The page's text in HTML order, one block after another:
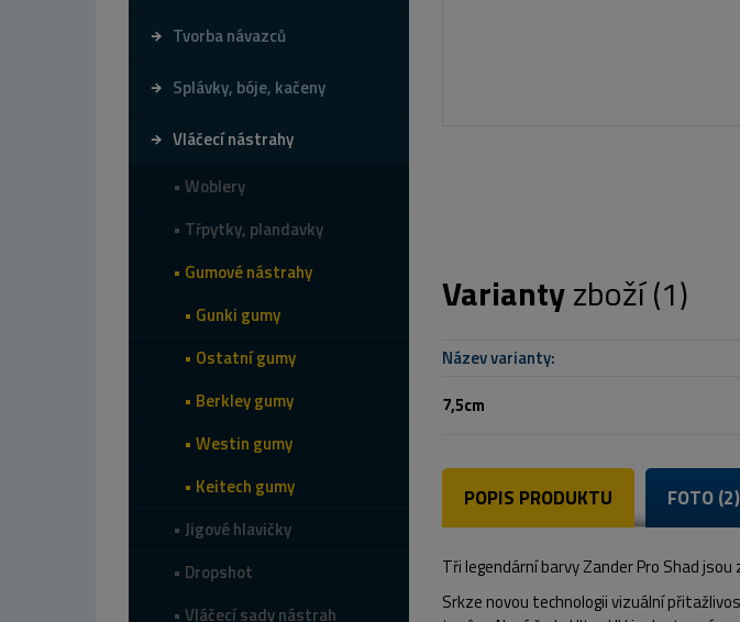
Tvorba návazců
Splávky, bóje, kačeny
Vláčecí nástrahy
Woblery
Třpytky, plandavky
Gumové nástrahy
Gunki gumy
Ostatní gumy
Berkley gumy
Westin gumy
Keitech gumy
Jigové hlavičky
Dropshot
Vláčecí sady nástrah
Variantyzboží (1)
Název varianty:
7,5cm
POPIS PRODUKTU FOTO (2)
Tři legendární barvy Zander Pro Shad
Srkze novou technologii vizuální